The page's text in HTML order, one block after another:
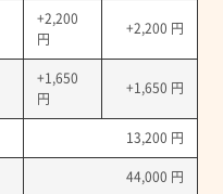
+2,200
円
+2,200 円
+1,650
円
+1,650 円
13,200 円
44,000 円